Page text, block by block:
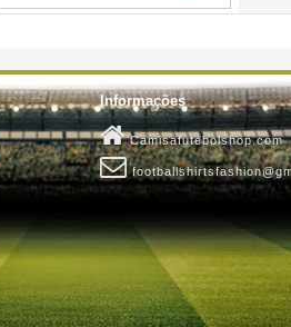
Informações
Camisafutebolshop.com